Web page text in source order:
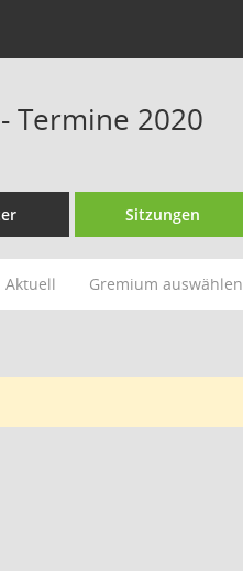
Termine 2020
Sitzungen
Aktuell Gremium auswählen